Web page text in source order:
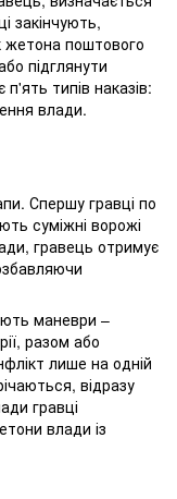
закінчують,
жетона поштового
підглянути
типів наказів:
влади.
Спершу гравці по
суміжні ворожі
гравець отримує
маневри –
разом або
лише на одній
відразу
гравці
влади із